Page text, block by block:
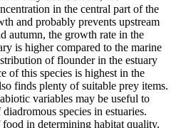
in the central part of the
and probably prevents upstream
autumn, the growth rate in the
is higher compared to the marine
of flounder in the estuary
of this species is highest in the
finds plenty of suitable prey items.
variables may be useful to
species in estuaries.
in determining habitat quality,